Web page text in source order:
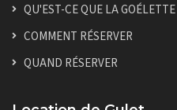
QU'EST-CE QUE LA GOÉLETTE
COMMENT RÉSERVER
QUAND RÉSERVER